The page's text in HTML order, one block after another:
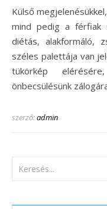
Külső megjelenésükkel, testükkel, testsúlyukkal mind a nők,
mind pedig a férfiak
diétás, alakformáló,
széles palettája van
tükörkép
önbecsülésünk
szerző:admin